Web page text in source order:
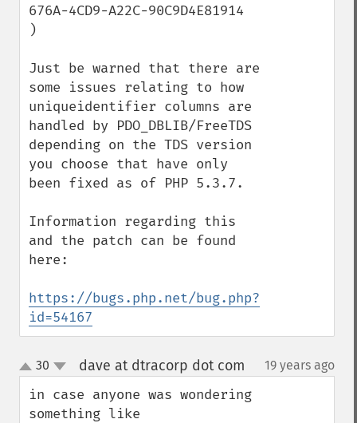
676A-4CD9-A22C-90C9D4E81914
)
Just be warned that there are
some issues relating to how
uniqueidentifier columns are
handled by PDO_DBLIB/FreeTDS
depending on the TDS version
you choose that have only
been fixed as of PHP 5.3.7.
Information regarding this
and the patch can be found
here:
https://bugs.php.net/bug.php?
id=54167
up
down
30 dave at dtracorp dot com 19 years ago
in case anyone was wondering
something like